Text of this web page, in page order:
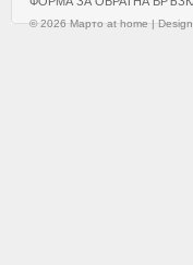
© 2026 Марто at home |